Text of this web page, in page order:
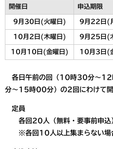
開催日
申込期限
9月30日(火曜日) 9月22日(
10月2日(木曜日) 9月25日(
10月10日(金曜日) 10月3日(
各日午前の回（10時30分～
分～15時00分）の2回にわけて開
定員
各回20人（無料・要事前申込
※各回10人以上集まらない場合